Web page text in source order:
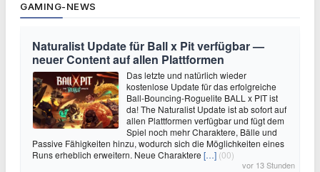
GAMING-NEWS
Naturalist Update für Ball x Pit verfügbar —
neuer Content auf allen Plattformen
Das letzte und natürlich wieder
kostenlose Update für das erfolgreiche
Ball-Bouncing-Roguelite BALL x PIT ist
da! The Naturalist Update ist ab sofort auf
allen Plattformen verfügbar und fügt dem
Spiel noch mehr Charaktere, Bälle und
Passive Fähigkeiten hinzu, wodurch sich die Möglichkeiten eines
Runs erheblich erweitern. Neue Charaktere […] (00)
vor 13 Stunden